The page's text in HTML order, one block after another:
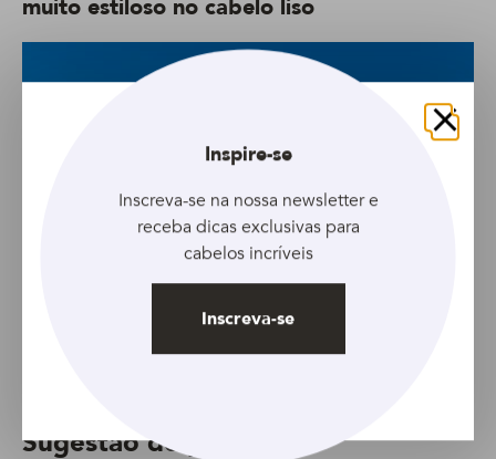
muito estiloso no cabelo liso
Sugestão de produtos
Fechar
Inspire-se
Inscreva-se na nossa newsletter e
receba dicas exclusivas para
cabelos incríveis
Inscreva-se